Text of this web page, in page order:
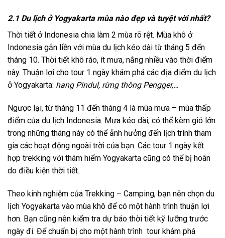
2.1 Du lịch ở Yogyakarta mùa nào đẹp và tuyệt vời nhất?
Thời tiết ở Indonesia chia làm 2 mùa rõ rệt. Mùa khô ở
Indonesia gắn liền với mùa du lịch kéo dài từ tháng 5 đến
tháng 10. Thời tiết khô ráo, ít mưa, nắng nhiều vào thời điểm
này. Thuận lợi cho tour 1 ngày khám phá các địa điểm du lịch
ởYogyakarta: hang Pindul, rừng thông Pengger,…
Ngược lại, từ tháng 11 đến tháng 4 là mùa mưa – mùa thấp
điểm của du lịch Indonesia. Mưa kéo dài, có thể kèm gió lớn
trong những tháng này có thể ảnh hưởng đến lịch trình tham
gia các hoạt động ngoài trời của bạn. Các tour 1 ngày kết
hợp trekking với thám hiểm Yogyakarta cũng có thể bị hoãn
do điều kiện thời tiết.
Theo kinh nghiệm của Trekking – Camping, bạn nên chọn du
lịch Yogyakarta vào mùa khô để có một hành trình thuận lợi
hơn. Bạn cũng nên kiểm tra dự báo thời tiết kỹ lưỡng trước
ngày đi. Để chuẩn bị cho một hành trình tour khám phá